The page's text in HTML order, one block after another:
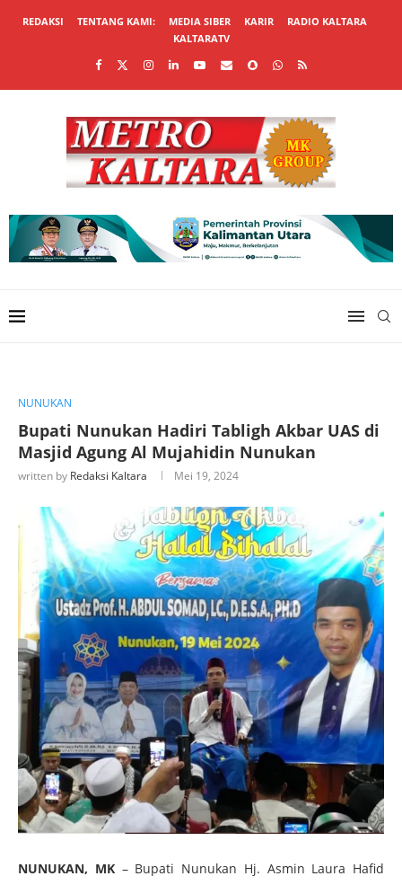
REDAKSI TENTANG KAMI: MEDIA SIBER KARIR
RADIO KALTARA
KALTARATV
NUNUKAN
Bupati Nunukan Hadiri Tabligh Akbar UAS di
Masjid Agung Al Mujahidin Nunukan
written by Redaksi Kaltara Mei 19, 2024
NUNUKAN, MK– Bupati Nunukan Hj. Asmin Laura Hafid